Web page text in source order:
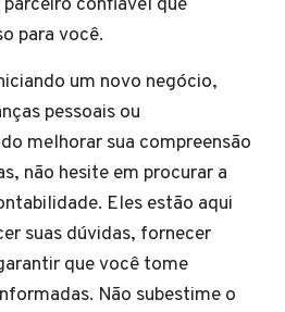
para você.
um novo negócio,
pessoais ou
melhorar sua compreensão
não hesite em procurar a
Eles estão aqui
suas dúvidas, fornecer
que você tome
Não subestime o